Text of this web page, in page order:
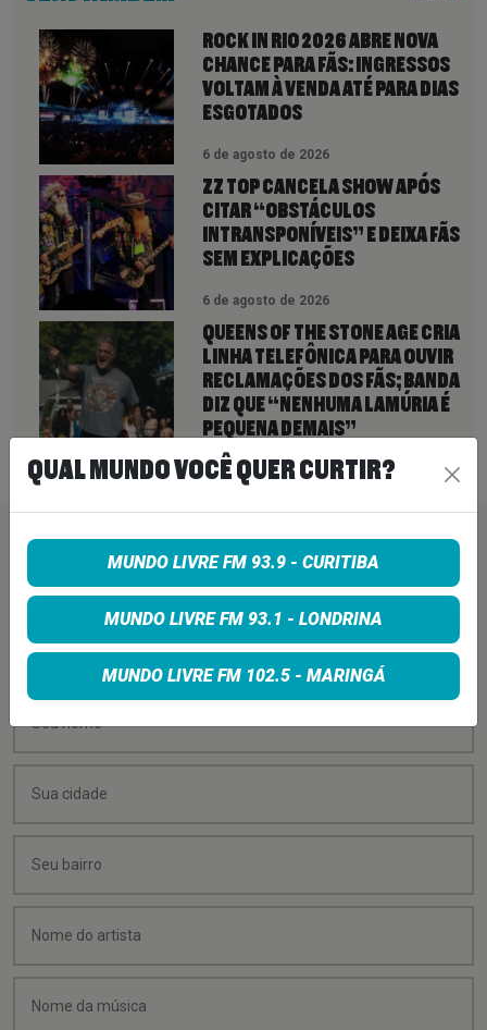
ROCK IN RIO 2026 ABRE NOVA
CHANCE PARA FÃS: INGRESSOS
VOLTAM À VENDA ATÉ PARA DIAS
ESGOTADOS
6 de agosto de 2026
ZZ TOP CANCELA SHOW APÓS
CITAR “OBSTÁCULOS
INTRANSPONÍVEIS” E DEIXA FÃS
SEM EXPLICAÇÕES
6 de agosto de 2026
QUEENS OF THE STONE AGE CRIA
LINHA TELEFÔNICA PARA OUVIR
RECLAMAÇÕES DOS FÃS; BANDA
DIZ QUE “NENHUMA LAMÚRIA É
PEQUENA DEMAIS”
6 de agosto de 2026
PEÇA SUA MÚSICA
Quer sugerir uma música para rolar na minha
programação? É só preencher os campos abaixo:
QUAL MUNDO VOCÊ QUER CURTIR?
MUNDO LIVRE FM 93.9 - CURITIBA
MUNDO LIVRE FM 93.1 - LONDRINA
MUNDO LIVRE FM 102.5 - MARINGÁ